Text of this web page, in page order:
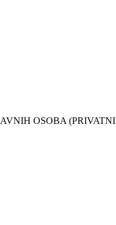
OSOBA